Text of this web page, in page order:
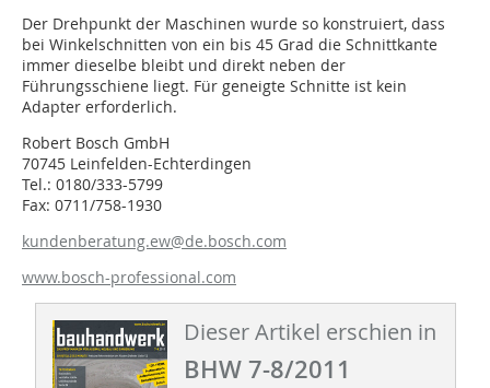
Der Drehpunkt der Maschinen wurde so konstruiert, dass
bei Winkelschnitten von ein bis 45 Grad die Schnittkante
immer dieselbe bleibt und direkt neben der
Führungsschiene liegt. Für geneigte Schnitte ist kein
Adapter erforderlich.
Robert Bosch GmbH
70745 Leinfelden-Echterdingen
Tel.: 0180/333-5799
Fax: 0711/758-1930
kundenberatung.ew@de.bosch.com
www.bosch-professional.com
Dieser Artikel erschien in
BHW 7-8/2011